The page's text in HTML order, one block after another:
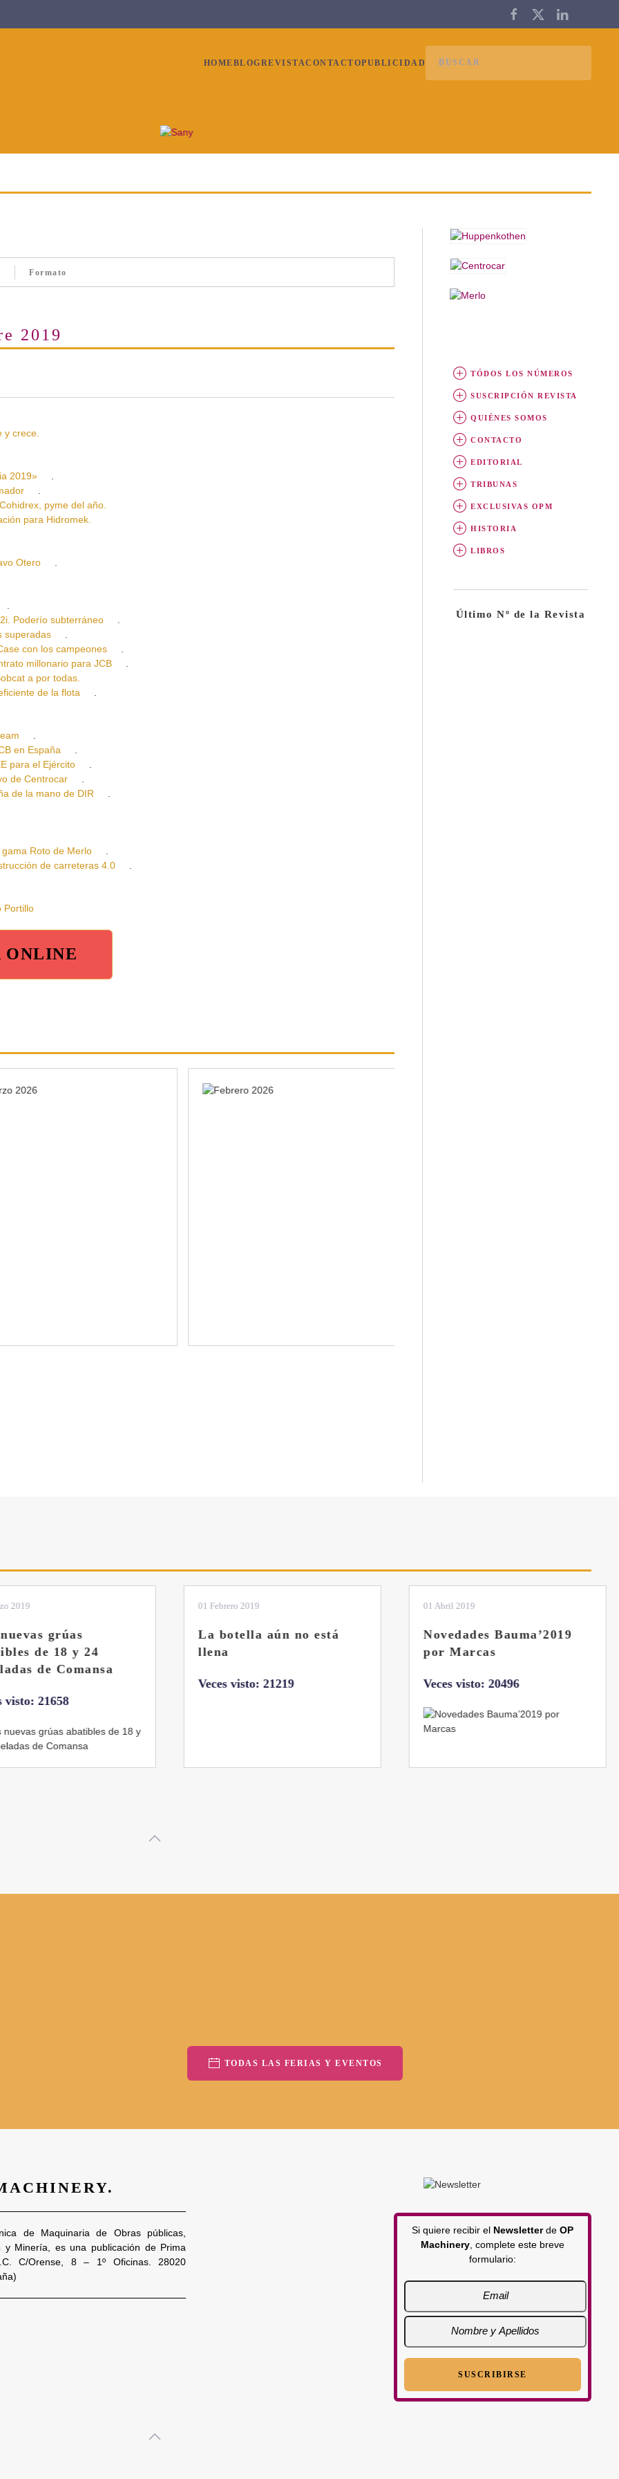
HOMEBLOGREVISTACONTACTOPUBLICIDAD
Formato
2019
y crece.
2019»
pyme del año.
para Hidromek.
Otero
Poderío subterráneo
superadas
con los campeones
millonario para JCB
a por todas.
de la flota
en España
para el Ejército
de Centrocar
de la mano de DIR
Roto de Merlo
de carreteras 4.0
Portillo
ONLINE
TÓDOS LOS NÚMEROS
SUSCRIPCIÓN REVISTA
QUIÉNES SOMOS
CONTACTO
EDITORIAL
TRIBUNAS
EXCLUSIVAS OPM
HISTORIA
LIBROS
Último Nº de la Revista
grúas
de 18 y 24
de Comansa
21658
01 Febrero 2019
La botella aún no está
llena
Veces visto: 21219
01 Abril 2019
Novedades Bauma’2019
por Marcas
Veces visto: 20496
TODAS LAS FERIAS Y EVENTOS
de Maquinaria de Obras públicas,
y Minería, es una publicación de Prima
C/Orense, 8 – 1º Oficinas. 28020
Si quiere recibir el Newsletterde OP
Machinery , complete este breve
formulario: